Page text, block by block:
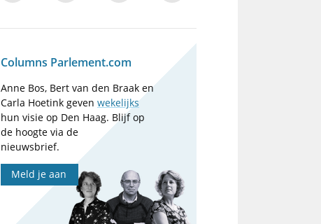
Columns Parlement.com
Anne Bos, Bert van den Braak en
Carla Hoetink gevenwekelijks
hun visie op Den Haag. Blijf op
de hoogte via de
nieuwsbrief.
Meld je aan